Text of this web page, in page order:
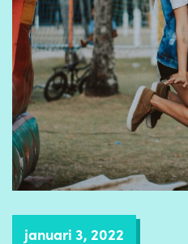
januari 3, 2022